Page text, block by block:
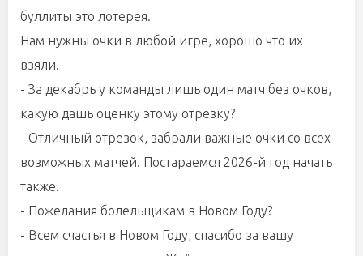
буллиты это лотерея.
Нам нужны очки в любой игре, хорошо что их
взяли.
- За декабрь у команды лишь один матч без очков,
какую дашь оценку этому отрезку?
- Отличный отрезок, забрали важные очки со всех
возможных матчей. Постараемся 2026-й год начать
также.
- Пожелания болельщикам в Новом Году?
- Всем счастья в Новом Году, спасибо за вашу